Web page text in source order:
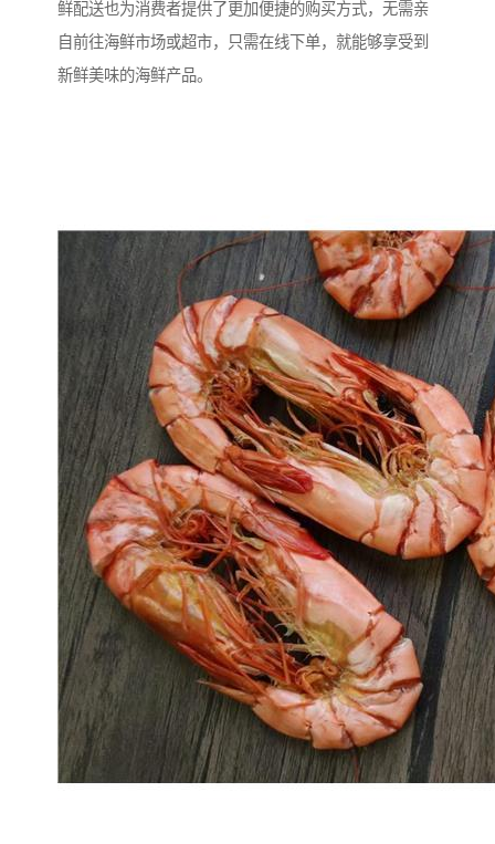
鲜配送也为消费者提供了更加便捷的购买方式，无需亲
自前往海鲜市场或超市，只需在线下单，就能够享受到
新鲜美味的海鲜产品。